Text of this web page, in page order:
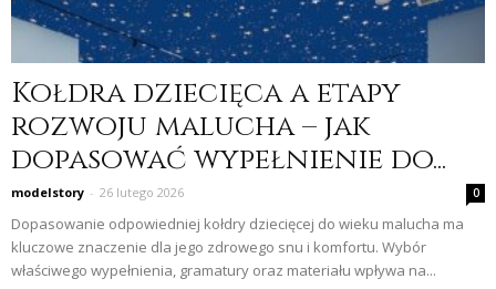
Kołdra dziecięca a etapy
rozwoju malucha – jak
dopasować wypełnienie do...
modelstory - 26 lutego 2026 0
Dopasowanie odpowiedniej kołdry dziecięcej do wieku malucha ma
kluczowe znaczenie dla jego zdrowego snu i komfortu. Wybór
właściwego wypełnienia, gramatury oraz materiału wpływa na...